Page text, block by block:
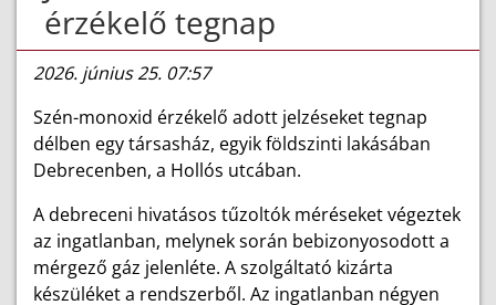
érzékelő tegnap
2026. június 25. 07:57
Szén-monoxid érzékelő adott jelzéseket tegnap
délben egy társasház, egyik földszinti lakásában
Debrecenben, a Hollós utcában.
A debreceni hivatásos tűzoltók méréseket végeztek
az ingatlanban, melynek során bebizonyosodott a
mérgező gáz jelenléte. A szolgáltató kizárta
készüléket a rendszerből. Az ingatlanban négyen